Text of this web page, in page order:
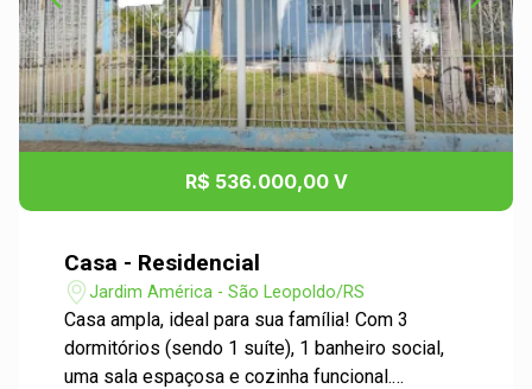
R$ 536.000,00 V
Casa - Residencial
Jardim América - São Leopoldo/RS
Casa ampla, ideal para sua família! Com 3
dormitórios (sendo 1 suíte), 1 banheiro social,
uma sala espaçosa e cozinha funcional.